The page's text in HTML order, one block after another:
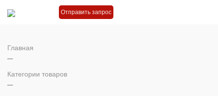
Отправить запрос
Главная
Категории товаров